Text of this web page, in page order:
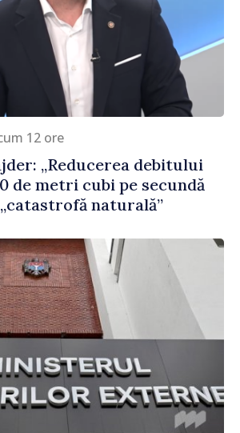
12 ore
„Reducerea debitului
de metri cubi pe secundă
naturală”